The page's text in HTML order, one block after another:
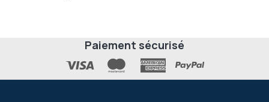
Paiement sécurisé